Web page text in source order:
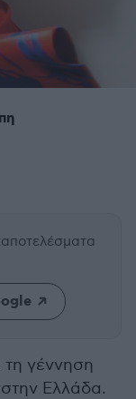
γέννηση
Ελλάδα.